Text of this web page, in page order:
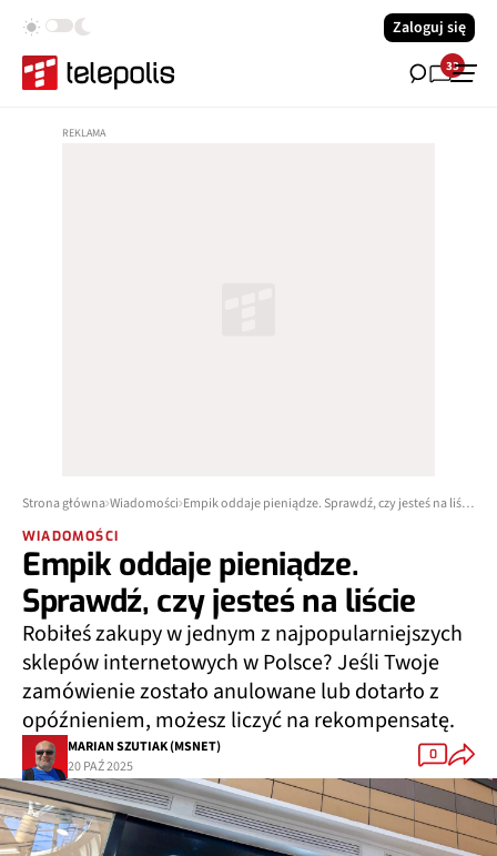
Zaloguj się
33
Strona główna Wiadomości Empik oddaje pieniądze. Sprawdź, czy jesteś na liście
WIADOMOŚCI
Empik oddaje pieniądze.
Sprawdź, czy jesteś na liście
Robiłeś zakupy w jednym z najpopularniejszych
sklepów internetowych w Polsce? Jeśli Twoje
zamówienie zostało anulowane lub dotarło z
opóźnieniem, możesz liczyć na rekompensatę.
MARIAN SZUTIAK (MSNET)
20 PAŹ 2025
0